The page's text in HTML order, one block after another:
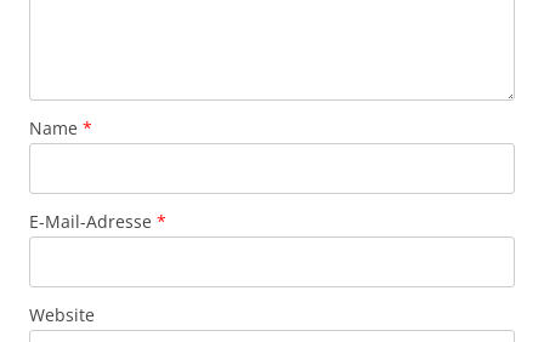
Name *
E-Mail-Adresse *
Website